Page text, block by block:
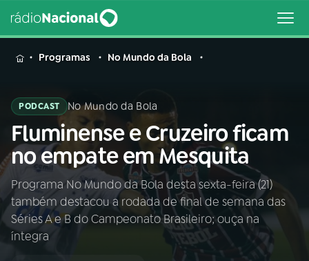
MENU
Buscar
na
Rádio
Nacional
Buscar
AO VIVO
Programas No Mundo da Bola
PODCAST No Mundo da Bola
Fluminense e Cruzeiro ficam
no empate em Mesquita
Programa No Mundo da Bola desta sexta-feira (21)
também destacou a rodada de final de semana das
Séries A e B do Campeonato Brasileiro; ouça na
íntegra